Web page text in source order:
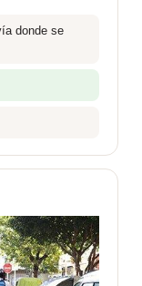
donde se